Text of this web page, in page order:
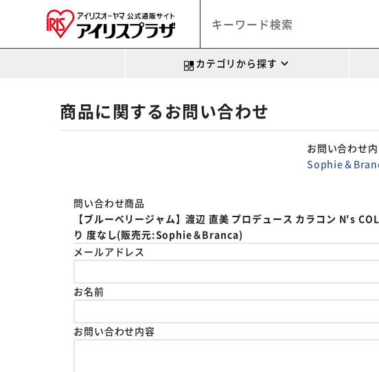
カテゴリから探す
商品に関するお問い合わせ
お問い合わせ
Sophie＆
問い合わせ商品
【ブルーベリージャム】渡辺 直美 プロデュース カラコン N's
り 度なし(販売元:Sophie＆Branca)
メールアドレス
お名前
お問い合わせ内容